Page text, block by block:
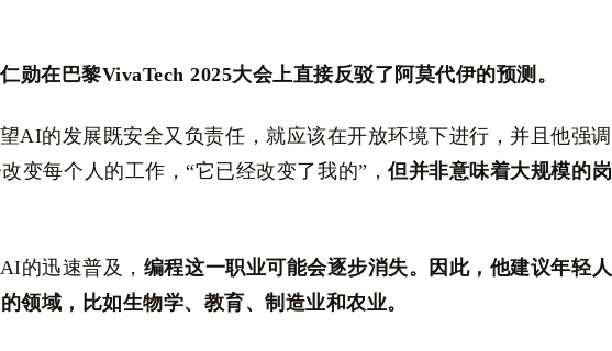
勋在巴黎VivaTech 2025大会上直接反驳了阿莫代伊的预测。
AI的发展既安全又负责任，就应该在开放环境下进行，并且他强调
变每个人的工作，“它已经改变了我的”，但并非意味着大规模的岗
的迅速普及， 编程这一职业可能会逐步消失。因此，他建议年轻人
领域，比如生物学、教育、制造业和农业。